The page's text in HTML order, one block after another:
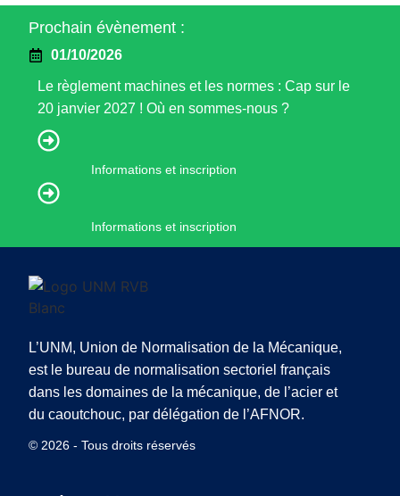
Prochain évènement :
01/10/2026
Le règlement machines et les normes : Cap sur le
20 janvier 2027 ! Où en sommes-nous ?
Informations et inscription
Informations et inscription
L’UNM, Union de Normalisation de la Mécanique,
est le bureau de normalisation sectoriel français
dans les domaines de la mécanique, de l’acier et
du caoutchouc, par délégation de l’AFNOR.
© 2026 - Tous droits réservés